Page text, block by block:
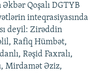
Qoşalı DGTYB
inteqrasiyasında
deyil: Zirəddin
Rafiq Hümbət,
Rəşid Faxralı,
Mirdamət Əziz,